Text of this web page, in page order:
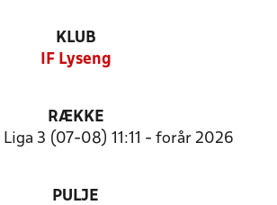
KLUB
IF Lyseng
RÆKKE
Liga 3 (07-08) 11:11 - forår 2026
PULJE